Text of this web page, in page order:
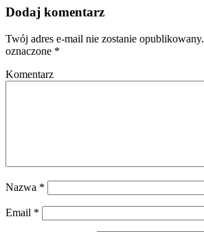
Dodaj komentarz
Twój adres e-mail nie zostanie opublikowany.
oznaczone *
Komentarz
Nazwa *
Email *